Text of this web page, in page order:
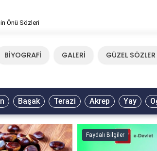
Önü Sözleri
BİYOGRAFİ GALERİ GÜZEL SÖZLER
Başak Terazi Akrep Yay
Faydalı Bilgiler